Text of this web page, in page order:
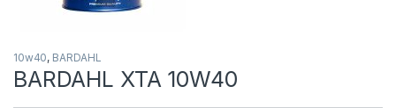
10w40, BARDAHL
BARDAHL XTA 10W40